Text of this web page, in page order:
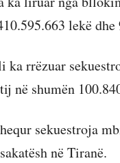
lekë
rrëzuar
në shumën
sekuestroja
në Tiranë.